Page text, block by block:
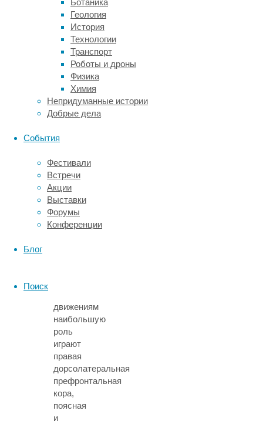
Ботаника
Геология
История
Технологии
Транспорт
Роботы и дроны
Физика
Химия
Непридуманные истории
Добрые дела
События
Фестивали
Встречи
Акции
Выставки
Форумы
Конференции
Блог
Поиск
осваивают
моторные
навыки
связи
различием
активности
множества
работах
функциональной
МРТ
движениям
наибольшую
роль
играют
правая
дорсолатеральная
префронтальная
кора,
поясная
и